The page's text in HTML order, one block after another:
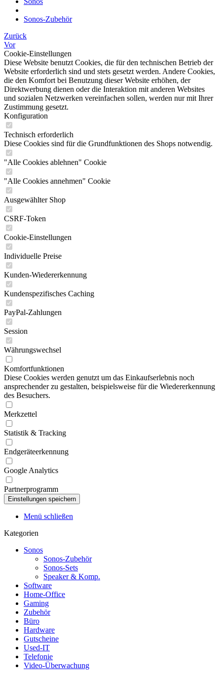
Sonos-Zubehör
Zurück
Vor
Cookie-Einstellungen
Diese Website benutzt Cookies, die für den technischen Betrieb der
Website erforderlich sind und stets gesetzt werden. Andere Cookies,
die den Komfort bei Benutzung dieser Website erhöhen, der
Direktwerbung dienen oder die Interaktion mit anderen Websites
und sozialen Netzwerken vereinfachen sollen, werden nur mit Ihrer
Zustimmung gesetzt.
Konfiguration
Technisch erforderlich
Diese Cookies sind für die Grundfunktionen des Shops notwendig.
"Alle Cookies ablehnen" Cookie
"Alle Cookies annehmen" Cookie
Ausgewählter Shop
CSRF-Token
Cookie-Einstellungen
Individuelle Preise
Kunden-Wiedererkennung
Kundenspezifisches Caching
PayPal-Zahlungen
Session
Währungswechsel
Komfortfunktionen
Diese Cookies werden genutzt um das Einkaufserlebnis noch
ansprechender zu gestalten, beispielsweise für die Wiedererkennung
des Besuchers.
Merkzettel
Statistik & Tracking
Endgeräteerkennung
Google Analytics
Partnerprogramm
Menü schließen
Kategorien
Sonos
Sonos-Zubehör
Sonos-Sets
Speaker & Komp.
Software
Home-Office
Gaming
Zubehör
Büro
Hardware
Gutscheine
Used-IT
Telefonie
Video-Überwachung